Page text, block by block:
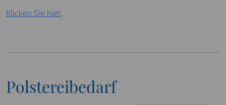
Klicken Sie hier.
Polstereibedarf